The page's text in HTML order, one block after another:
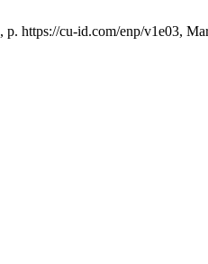
p. https://cu-id.com/enp/v1e03,